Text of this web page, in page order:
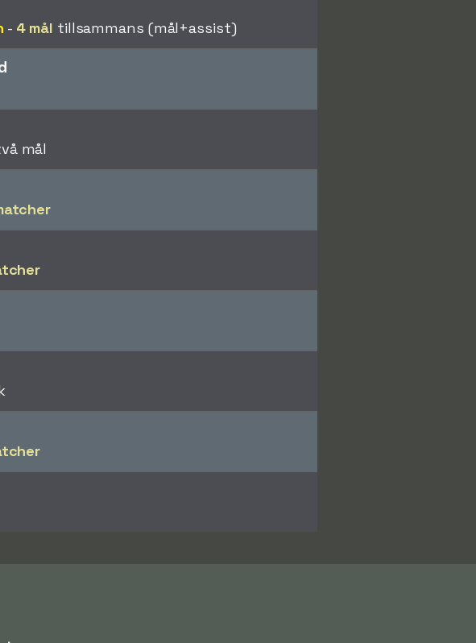
- 4 mål tillsammans (mål+assist)
mål